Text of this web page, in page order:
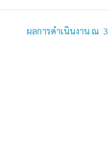
ผลการดำเนินงาน ณ